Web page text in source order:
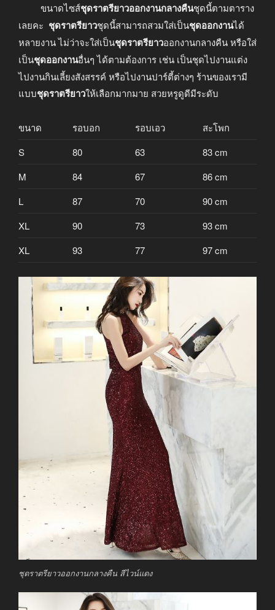
ขนาดไซส์ชุดราตรียาวออกงานกลางคืนชุดนี้ตามตาราง
เลยคะ ชุดราตรียาวชุดนี้สามารถสวมใส่เป็นชุดออกงานได้
หลายงาน ไม่ว่าจะใส่เป็นชุดราตรียาวออกงานกลางคืน หรือใส่
เป็นชุดออกงานอื่นๆ ได้ตามต้องการ เช่น เป็นชุดไปงานแต่ง
ไปงานกินเลี้ยงสังสรรค์ หรือไปงานปาร์ตี้ต่างๆ ร้านของเรามี
แบบชุดราตรียาวให้เลือกมากมาย สวยหรูดูดีมีระดับ
ขนาด รอบอก รอบเอว
สะโพก
S
80 63
83 cm
M
84 67
86 cm
L
87 70
90 cm
XL
90 73
93 cm
XL
93 77 97 cm
ชุดราตรียาวออกงานกลางคืน สีไวน์แดง